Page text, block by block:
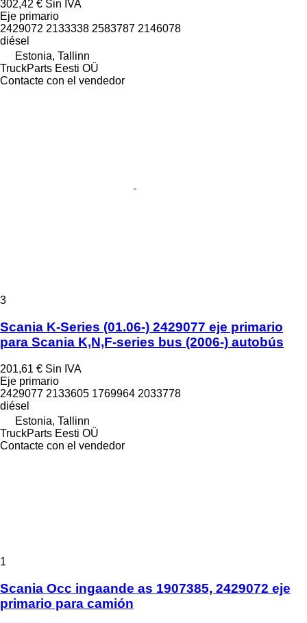
302,42 € Sin IVA
Eje primario
2429072 2133338 2583787 2146078
diésel
Estonia, Tallinn
TruckParts Eesti OÜ
Contacte con el vendedor
3
Scania K-Series (01.06-) 2429077 eje primario
para Scania K,N,F-series bus (2006-) autobús
201,61 € Sin IVA
Eje primario
2429077 2133605 1769964 2033778
diésel
Estonia, Tallinn
TruckParts Eesti OÜ
Contacte con el vendedor
1
Scania Occ ingaande as 1907385, 2429072 eje
primario para camión